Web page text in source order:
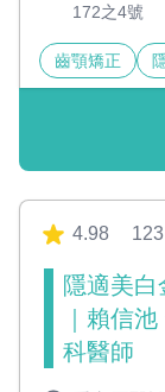
172之4號
齒顎矯正
4.98
隱適美白
｜賴信
科醫師